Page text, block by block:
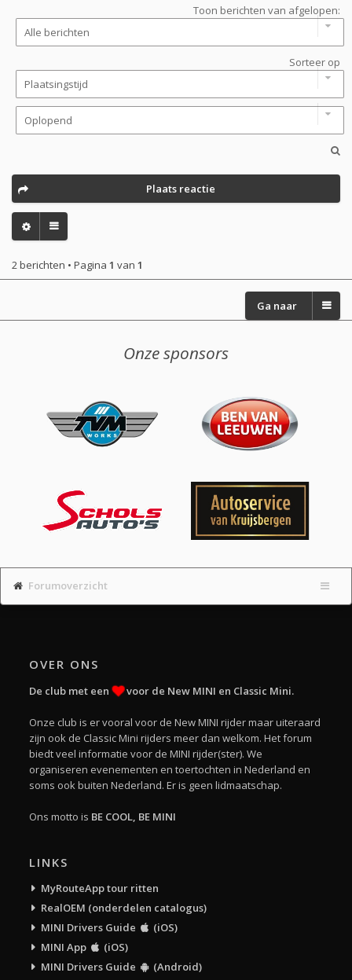
Toon berichten van afgelopen:
Sorteer op
Plaats reactie
2 berichten • Pagina 1 van 1
Ga naar
Onze sponsors
Forumoverzicht
OVER ONS
De club met een voor de New MINI en Classic Mini.
Onze club is er vooral voor de New MINI rijder maar uiteraard
zijn ook de Classic Mini rijders meer dan welkom. Het forum
biedt veel informatie voor de MINI rijder(ster). We
organiseren evenementen en toertochten in Nederland en
soms ook buiten Nederland. Er is geen lidmaatschap.
Ons motto is BE COOL, BE MINI
LINKS
MyRouteApp tour ritten
RealOEM (onderdelen catalogus)
MINI Drivers Guide
(iOS)
MINI App
(iOS)
MINI Drivers Guide
(Android)